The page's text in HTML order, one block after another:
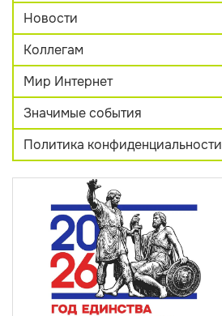
Новости
Коллегам
Мир Интернет
Значимые события
Политика конфиденциальности